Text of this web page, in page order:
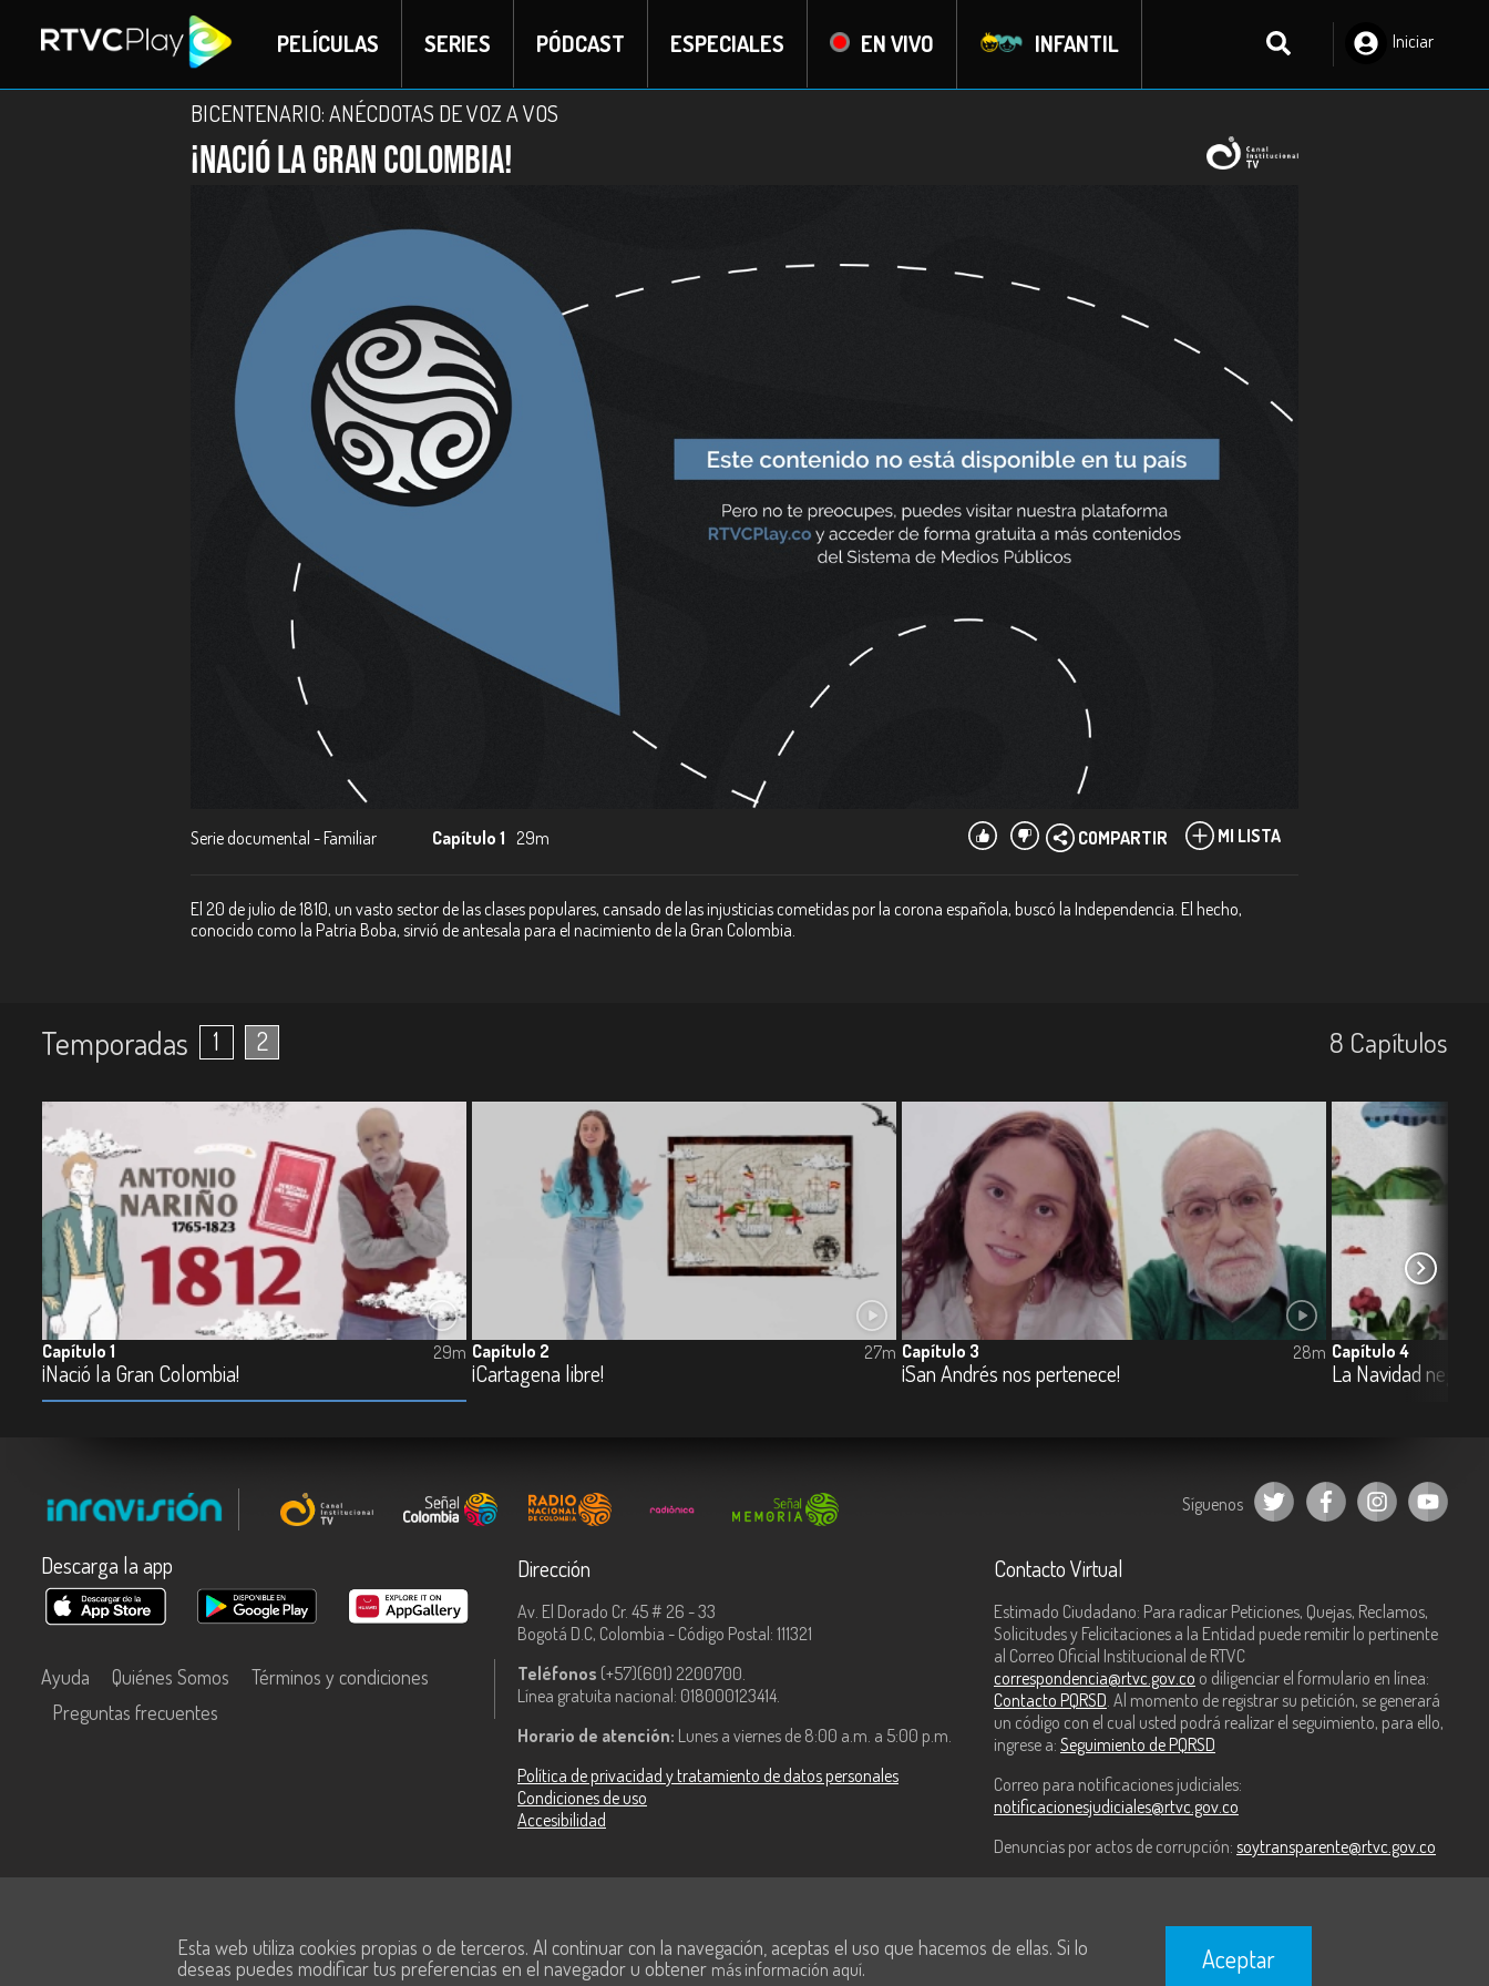
PELÍCULAS SERIES PÓDCAST ESPECIALES EN VIVO INFANTIL
Iniciar
BICENTENARIO: ANÉCDOTAS DE VOZ A VOS
¡Nació la Gran Colombia!
Serie documental - Familiar Capítulo 1 29m MI LISTA
COMPARTIR
El 20 de julio de 1810, un vasto sector de las clases populares, cansado de las injusticias cometidas por la corona española, buscó la Independencia. El hecho,
conocido como la Patria Boba, sirvió de antesala para el nacimiento de la Gran Colombia.
Temporadas 1 2 8 Capí­tulos
Capítulo 1
¡Nació la Gran Colombia!
29m Capítulo 2
¡Cartagena libre!
27m Capítulo 3
¡San Andrés nos pertenece!
28m Capítulo 4
La Navidad negra
Síguenos
Descarga la app
Ayuda Quiénes Somos
Términos y condiciones
Preguntas frecuentes
Dirección
Av. El Dorado Cr. 45 # 26 - 33
Bogotá D.C, Colombia - Código Postal: 111321
Teléfonos (+57)(601) 2200700.
Línea gratuita nacional: 018000123414.
Horario de atención: Lunes a viernes de 8:00 a.m. a 5:00 p.m.
Política de privacidad y tratamiento de datos personales
Condiciones de uso
Accesibilidad
Contacto Virtual
Estimado Ciudadano: Para radicar Peticiones, Quejas, Reclamos,
Solicitudes y Felicitaciones a la Entidad puede remitir lo pertinente
al Correo Oficial Institucional de RTVC
correspondencia@rtvc.gov.co o diligenciar el formulario en línea:
Contacto PQRSD . Al momento de registrar su petición, se generará
un código con el cual usted podrá realizar el seguimiento, para ello,
ingrese a: Seguimiento de PQRSD
Correo para notificaciones judiciales:
notificacionesjudiciales@rtvc.gov.co
Denuncias por actos de corrupción: soytransparente@rtvc.gov.co
Información y las Comunicaciones de MinTic.
Esta web utiliza cookies propias o de terceros. Al continuar con la navegación, aceptas el uso que hacemos de ellas. Si lo
deseas puedes modificar tus preferencias en el navegador u obtener más información aquí. Aceptar